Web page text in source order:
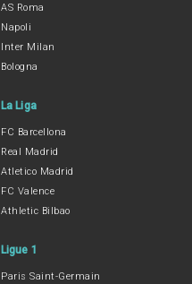
AS Roma
Napoli
Inter Milan
Bologna
La Liga
FC Barcellona
Real Madrid
Atletico Madrid
FC Valence
Athletic Bilbao
Ligue 1
Paris Saint-Germain